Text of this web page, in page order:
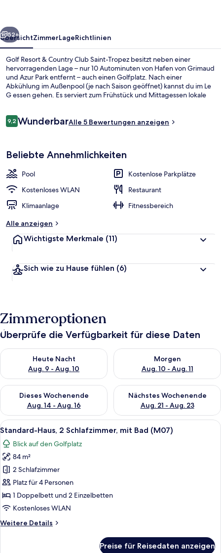
Tropez
Weiter
52+
ÜbersichtZimmerLageRichtlinien
Golf Resort & Country Club Saint-Tropez besitzt neben einer
hervorragenden Lage – nur 10 Autominuten von Hafen von Grimaud
und Azur Park entfernt – auch einen Golfplatz. Nach einer
Abkühlung im Außenpool (je nach Saison geöffnet) kannst du im Le
G essen gehen. Es serviert zum Frühstück und Mittagessen lokale
Waschmaschinen/Trocknern und Kühlschränken versehen.
Bewertungen
9,29,2 von 10.
WunderbarAlle 5 Bewertungen anzeigen
Beliebte Annehmlichkeiten
Pool
Kostenlose Parkplätze
Kostenloses WLAN
Restaurant
Klimaanlage
Fitnessbereich
Alle anzeigen
Wichtigste Merkmale (11)
Sich wie zu Hause fühlen (6)
Zimmeroptionen
Überprüfe die Verfügbarkeit für diese Daten
Heute Nacht
Aug. 9 - Aug. 10
Überprüfe die Verfügbarkeit für heute Nacht, Aug. 9 - Aug.
Morgen
Aug. 10 - Aug. 11
Überprüfe die Verfügbarkeit
Dieses Wochenende
Aug. 14 - Aug. 16
Überprüfe die Verfügbarkeit für dieses Wochenende, Aug. 14
Nächstes Wochenende
Aug. 21 - Aug. 23
Überprüfe die Verfügbarkeit
Alle
Fotos
für
Standard-
Haus,
2 Schlafzimmer,
mit
Bad
anzeigen
Ein ordentlich bezogenes Bett mit
1
Standard-Haus, 2 Schlafzimmer, mit Bad (M07)
Blick auf den Golfplatz
84 m²
2 Schlafzimmer
Platz für 4 Personen
1 Doppelbett und 2 Einzelbetten
Kostenloses WLAN
Weitere Details
Weitere
Preise für Reisedaten anzeigen